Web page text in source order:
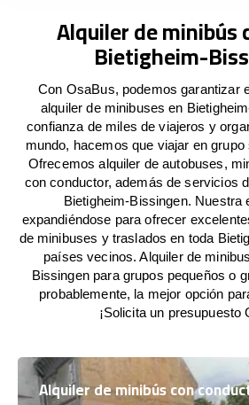
Alquiler de minibús
Bietigheim-
Con OsaBus, podemos garantizar
alquiler de minibuses en
confianza de miles de viajeros y
mundo, hacemos que viajar en
Ofrecemos alquiler de autobuses,
con conductor, además de servicios
Bietigheim-Bissingen. Nuestra
expandiéndose para ofrecer
de minibuses y traslados en toda
países vecinos. Alquiler de
Bissingen para grupos pequeños o
probablemente, la mejor opción
¡Solicita un presupuesto
Alquiler de minibús con